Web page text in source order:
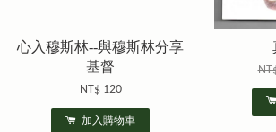
心入穆斯林--與穆斯林分享
基督
NT$ 120
加入購物車